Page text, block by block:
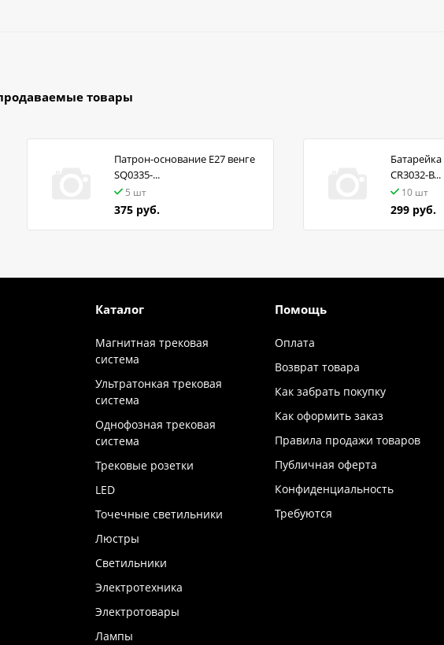
товары
Патрон-основание Е27 венге
SQ0335-...
5 шт
375 руб.
CR3032-B...
10 шт
299 руб.
Каталог
Магнитная трековая
система
Ультратонкая трековая
система
Однофозная трековая
система
Трековые розетки
LED
Точечные светильники
Люстры
Светильники
Электротехника
Электротовары
Лампы
Помощь
Оплата
Возврат товара
Как забрать покупку
Как оформить заказ
Правила продажи товаров
Публичная оферта
Конфиденциальность
Требуются